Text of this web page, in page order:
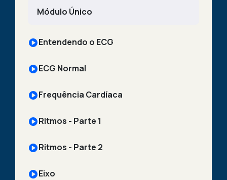
Módulo Único
Entendendo o ECG
ECG Normal
Frequência Cardíaca
Ritmos - Parte 1
Ritmos - Parte 2
Eixo